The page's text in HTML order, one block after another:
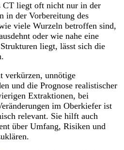
CT liegt oft nicht nur in der
in der Vorbereitung des
viele Wurzeln betroffen sind,
oder wie nahe eine
liegt, lässt sich die
verkürzen, unnötige
und die Prognose realistischer
Extraktionen, bei
im Oberkiefer ist
relevant. Sie hilft auch
über Umfang, Risiken und